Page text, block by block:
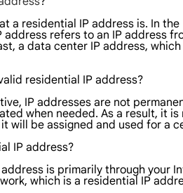
a residential IP address is. In
address refers to an IP address
a data center IP address,
residential IP address?
IP addresses are not
when needed. As a result, it
will be assigned and used for a
IP address?
is primarily through your
which is a residential IP